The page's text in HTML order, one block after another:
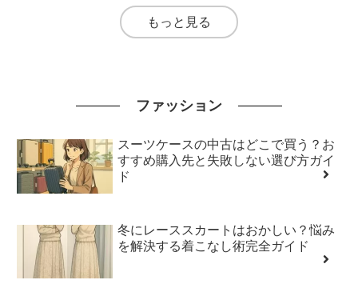
もっと見る
ファッション
スーツケースの中古はどこで買う？お
すすめ購入先と失敗しない選び方ガイ
ド
冬にレーススカートはおかしい？悩み
を解決する着こなし術完全ガイド